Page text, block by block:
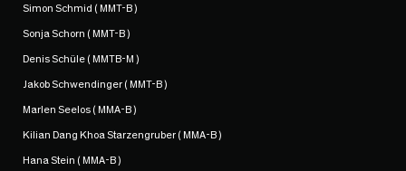
Simon Schmid ( MMT-B )
Sonja Schorn ( MMT-B )
Denis Schüle ( MMTB-M )
Jakob Schwendinger ( MMT-B )
Marlen Seelos ( MMA-B )
Kilian Dang Khoa Starzengruber ( MMA-B )
Hana Stein ( MMA-B )